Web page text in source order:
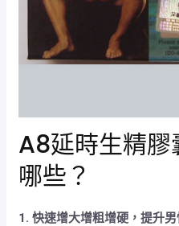
A8延時生精
哪些？
1. 快速增大增粗增硬，提升